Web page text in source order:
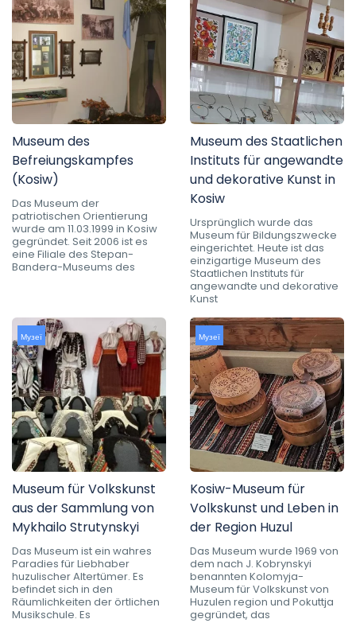
Museum des
Befreiungskampfes
(Kosiw)
Das Museum der
patriotischen Orientierung
wurde am 11.03.1999 in Kosiw
gegründet. Seit 2006 ist es
eine Filiale des Stepan-
Bandera-Museums des
Museum des Staatlichen
Instituts für angewandte
und dekorative Kunst in
Kosiw
Ursprünglich wurde das
Museum für Bildungszwecke
eingerichtet. Heute ist das
einzigartige Museum des
Staatlichen Instituts für
angewandte und dekorative
Kunst
Музеї
Museum für Volkskunst
aus der Sammlung von
Mykhailo Strutynskyi
Das Museum ist ein wahres
Paradies für Liebhaber
huzulischer Altertümer. Es
befindet sich in den
Räumlichkeiten der örtlichen
Musikschule. Es
Музеї
Kosiw-Museum für
Volkskunst und Leben in
der Region Huzul
Das Museum wurde 1969 von
dem nach J. Kobrynskyi
benannten Kolomyja-
Museum für Volkskunst von
Huzulen region und Pokuttja
gegründet, das